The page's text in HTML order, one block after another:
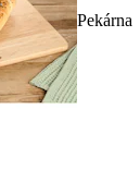
Pekárna